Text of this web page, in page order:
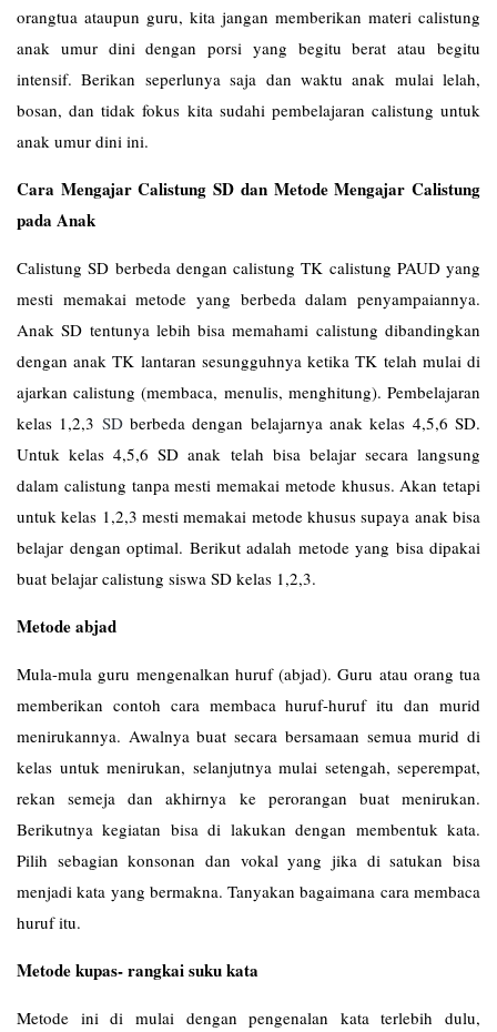
orangtua ataupun guru, kita jangan memberikan materi calistung
anak umur dini dengan porsi yang begitu berat atau begitu
intensif. Berikan seperlunya saja dan waktu anak mulai lelah,
bosan, dan tidak fokus kita sudahi pembelajaran calistung untuk
anak umur dini ini.
Cara Mengajar Calistung SD dan Metode Mengajar Calistung
pada Anak
Calistung SD berbeda dengan calistung TK calistung PAUD yang
mesti memakai metode yang berbeda dalam penyampaiannya.
Anak SD tentunya lebih bisa memahami calistung dibandingkan
dengan anak TK lantaran sesungguhnya ketika TK telah mulai di
ajarkan calistung (membaca, menulis, menghitung). Pembelajaran
kelas 1,2,3 SDberbeda dengan belajarnya anak kelas 4,5,6 SD.
Untuk kelas 4,5,6 SD anak telah bisa belajar secara langsung
dalam calistung tanpa mesti memakai metode khusus. Akan tetapi
untuk kelas 1,2,3 mesti memakai metode khusus supaya anak bisa
belajar dengan optimal. Berikut adalah metode yang bisa dipakai
buat belajar calistung siswa SD kelas 1,2,3.
Metode abjad
Mula-mula guru mengenalkan huruf (abjad). Guru atau orang tua
memberikan contoh cara membaca huruf-huruf itu dan murid
menirukannya. Awalnya buat secara bersamaan semua murid di
kelas untuk menirukan, selanjutnya mulai setengah, seperempat,
rekan semeja dan akhirnya ke perorangan buat menirukan.
Berikutnya kegiatan bisa di lakukan dengan membentuk kata.
Pilih sebagian konsonan dan vokal yang jika di satukan bisa
menjadi kata yang bermakna. Tanyakan bagaimana cara membaca
huruf itu.
Metode kupas- rangkai suku kata
Metode ini di mulai dengan pengenalan kata terlebih dulu,